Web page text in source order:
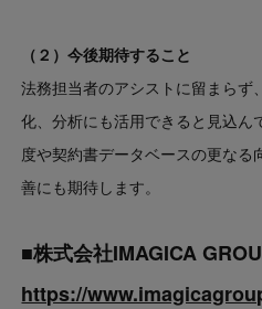
（２）今後期待すること
法務担当者のアシストに留まら
化、分析にも活用できると見込ん
度や契約書データベースの更な
善にも期待します。
■株式会社IMAGICA
https://